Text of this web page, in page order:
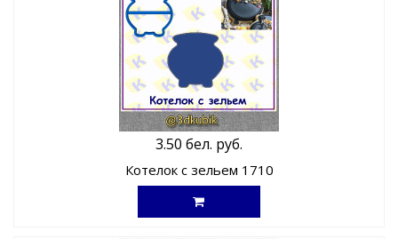
3.50 бел. руб.
Котелок с зельем 1710